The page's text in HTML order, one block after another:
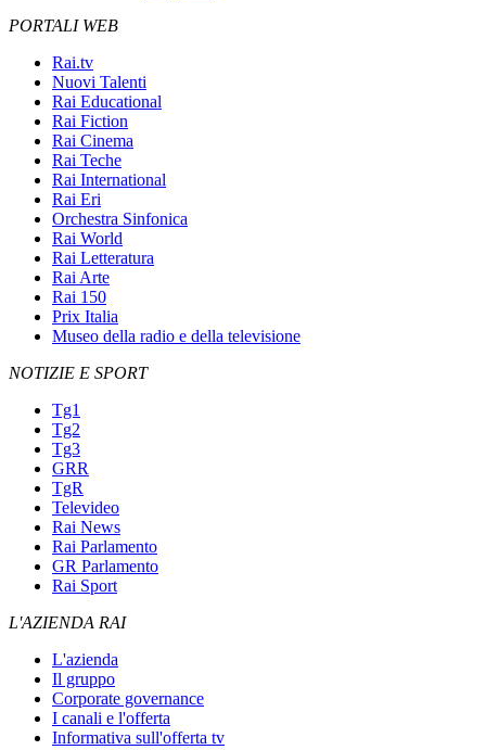
PORTALI WEB
Rai.tv
Nuovi Talenti
Rai Educational
Rai Fiction
Rai Cinema
Rai Teche
Rai International
Rai Eri
Orchestra Sinfonica
Rai World
Rai Letteratura
Rai Arte
Rai 150
Prix Italia
Museo della radio e della televisione
NOTIZIE E SPORT
Tg1
Tg2
Tg3
GRR
TgR
Televideo
Rai News
Rai Parlamento
GR Parlamento
Rai Sport
L'AZIENDA RAI
L'azienda
Il gruppo
Corporate governance
I canali e l'offerta
Informativa sull'offerta tv